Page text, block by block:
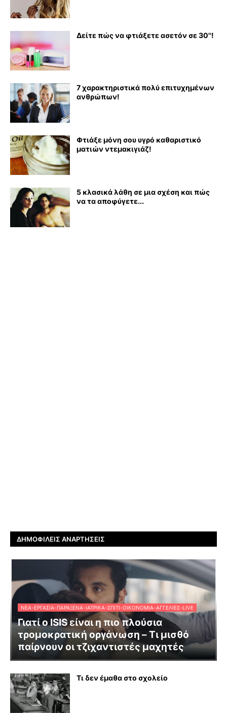
Δείτε πώς να φτιάξετε ασετόν σε 30''!
7 χαρακτηριστικά πολύ επιτυχημένων
ανθρώπων!
Φτιάξε μόνη σου υγρό καθαριστικό
ματιών ντεμακιγιάζ!
5 κλασικά λάθη σε μια σχέση και πώς
να τα αποφύγετε...
ΔΗΜΟΦΙΛΕΊΣ ΑΝΑΡΤΉΣΕΙΣ
ΝΈΑ-ΕΡΓΑΣΊΑ-ΠΑΡΆΞΕΝΑ-ΙΑΤΡΙΚΆ-ΣΠΊΤΙ-ΟΙΚΟΝΟΜΊΑ-ΑΓΓΕΛΊΕΣ-LIVE
Γιατί ο ISIS είναι η πιο πλούσια
τρομοκρατική οργάνωση – Τι μισθό
παίρνουν οι τζιχαντιστές μαχητές
Τι δεν έμαθα στο σχολείο